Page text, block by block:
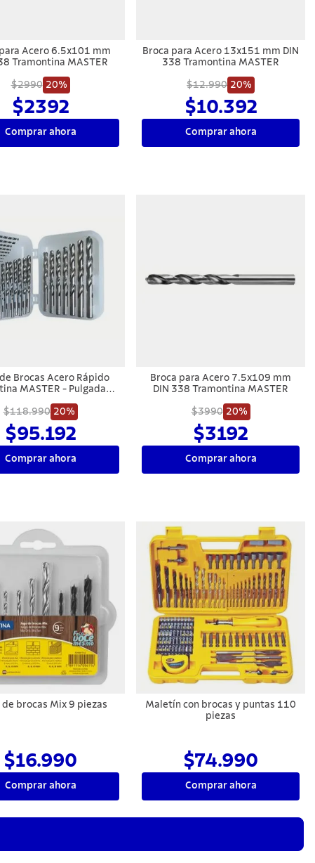
Acero 6.5x101 mm
Tramontina MASTER
$2990 20%
$2392
Comprar ahora
Broca para Acero 13x151 mm DIN
338 Tramontina MASTER
$12.990 20%
$10.392
Comprar ahora
Brocas Acero Rápido
MASTER - Pulgadas -
$118.990 20%
$95.192
Comprar ahora
Broca para Acero 7.5x109 mm
DIN 338 Tramontina MASTER
$3990 20%
$3192
Comprar ahora
de brocas Mix 9 piezas
$16.990
Comprar ahora
Maletín con brocas y puntas 110
piezas
$74.990
Comprar ahora